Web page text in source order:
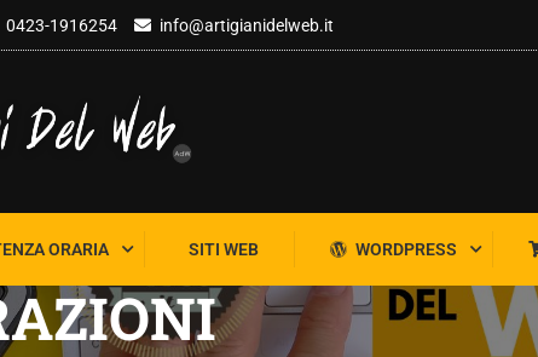
0423-1916254 info@artigianidelweb.it
ORARIA SITI WEB WORDPRESS